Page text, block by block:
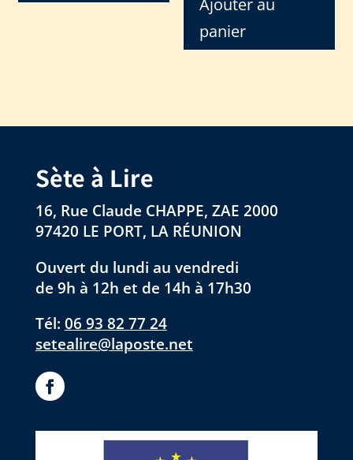
Ajouter au
panier
Sète à Lire
16, Rue Claude CHAPPE, ZAE 2000
97420 LE PORT, LA RÉUNION
Ouvert du lundi au vendredi
de 9h à 12h et de 14h à 17h30
Tél: 06 93 82 77 24
setealire@laposte.net